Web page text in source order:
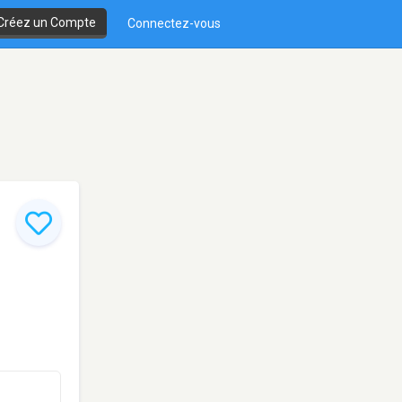
un Compte Connectez-vous